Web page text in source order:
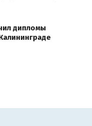
дипломы